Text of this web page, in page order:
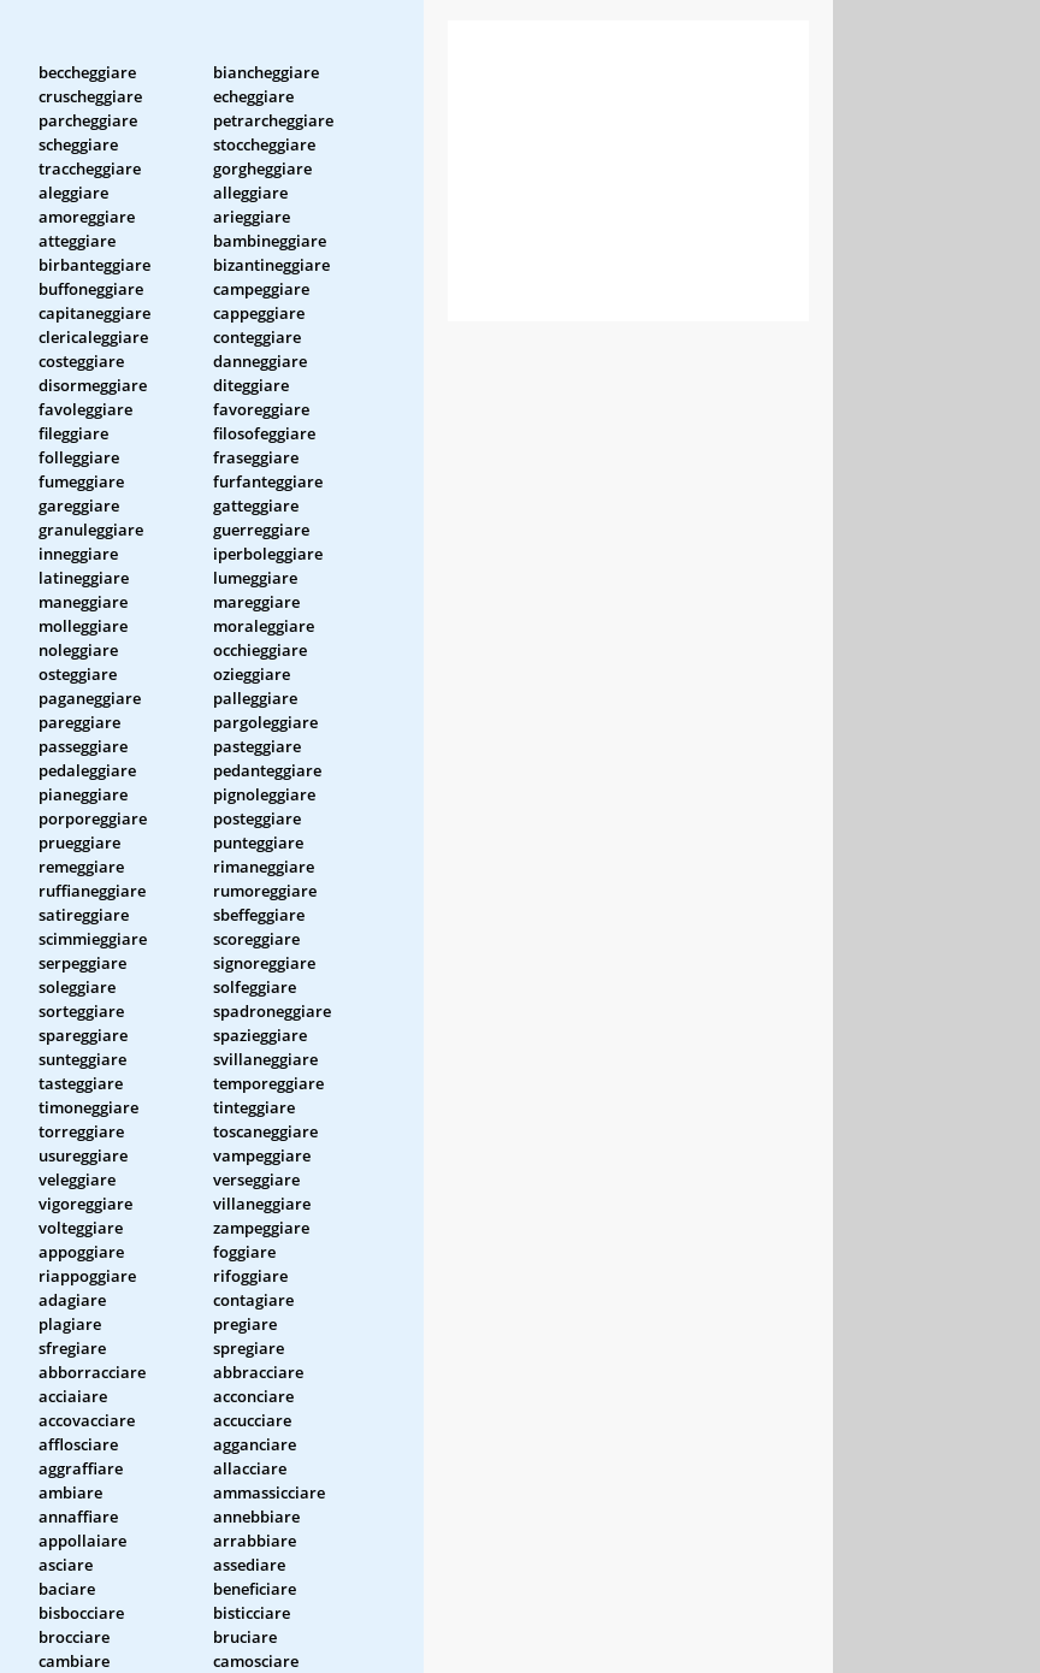
beccheggiare
biancheggiare
cruscheggiare
echeggiare
parcheggiare
petrarcheggiare
scheggiare
stoccheggiare
traccheggiare
gorgheggiare
aleggiare
alleggiare
amoreggiare
arieggiare
atteggiare
bambineggiare
birbanteggiare
bizantineggiare
buffoneggiare
campeggiare
capitaneggiare
cappeggiare
clericaleggiare
conteggiare
costeggiare
danneggiare
disormeggiare
diteggiare
favoleggiare
favoreggiare
fileggiare
filosofeggiare
folleggiare
fraseggiare
fumeggiare
furfanteggiare
gareggiare
gatteggiare
granuleggiare
guerreggiare
inneggiare
iperboleggiare
latineggiare
lumeggiare
maneggiare
mareggiare
molleggiare
moraleggiare
noleggiare
occhieggiare
osteggiare
ozieggiare
paganeggiare
palleggiare
pareggiare
pargoleggiare
passeggiare
pasteggiare
pedaleggiare
pedanteggiare
pianeggiare
pignoleggiare
porporeggiare
posteggiare
prueggiare
punteggiare
remeggiare
rimaneggiare
ruffianeggiare
rumoreggiare
satireggiare
sbeffeggiare
scimmieggiare
scoreggiare
serpeggiare
signoreggiare
soleggiare
solfeggiare
sorteggiare
spadroneggiare
spareggiare
spazieggiare
sunteggiare
svillaneggiare
tasteggiare
temporeggiare
timoneggiare
tinteggiare
torreggiare
toscaneggiare
usureggiare
vampeggiare
veleggiare
verseggiare
vigoreggiare
villaneggiare
volteggiare
zampeggiare
appoggiare
foggiare
riappoggiare
rifoggiare
adagiare
contagiare
plagiare
pregiare
sfregiare
spregiare
abborracciare
abbracciare
acciaiare
acconciare
accovacciare
accucciare
afflosciare
agganciare
aggraffiare
allacciare
ambiare
ammassicciare
annaffiare
annebbiare
appollaiare
arrabbiare
asciare
assediare
baciare
beneficiare
bisbocciare
bisticciare
brocciare
bruciare
cambiare
camosciare